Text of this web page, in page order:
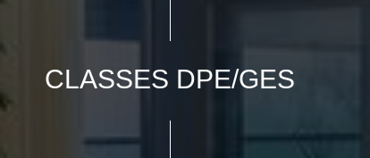
CLASSES DPE/GES